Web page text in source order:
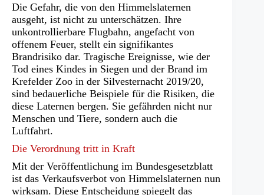
Die Gefahr, die von den Himmelslaternen
ausgeht, ist nicht zu unterschätzen. Ihre
unkontrollierbare Flugbahn, angefacht von
offenem Feuer, stellt ein signifikantes
Brandrisiko dar. Tragische Ereignisse, wie der
Tod eines Kindes in Siegen und der Brand im
Krefelder Zoo in der Silvesternacht 2019/20,
sind bedauerliche Beispiele für die Risiken, die
diese Laternen bergen. Sie gefährden nicht nur
Menschen und Tiere, sondern auch die
Luftfahrt.
Die Verordnung tritt in Kraft
Mit der Veröffentlichung im Bundesgesetzblatt
ist das Verkaufsverbot von Himmelslaternen nun
wirksam. Diese Entscheidung spiegelt das